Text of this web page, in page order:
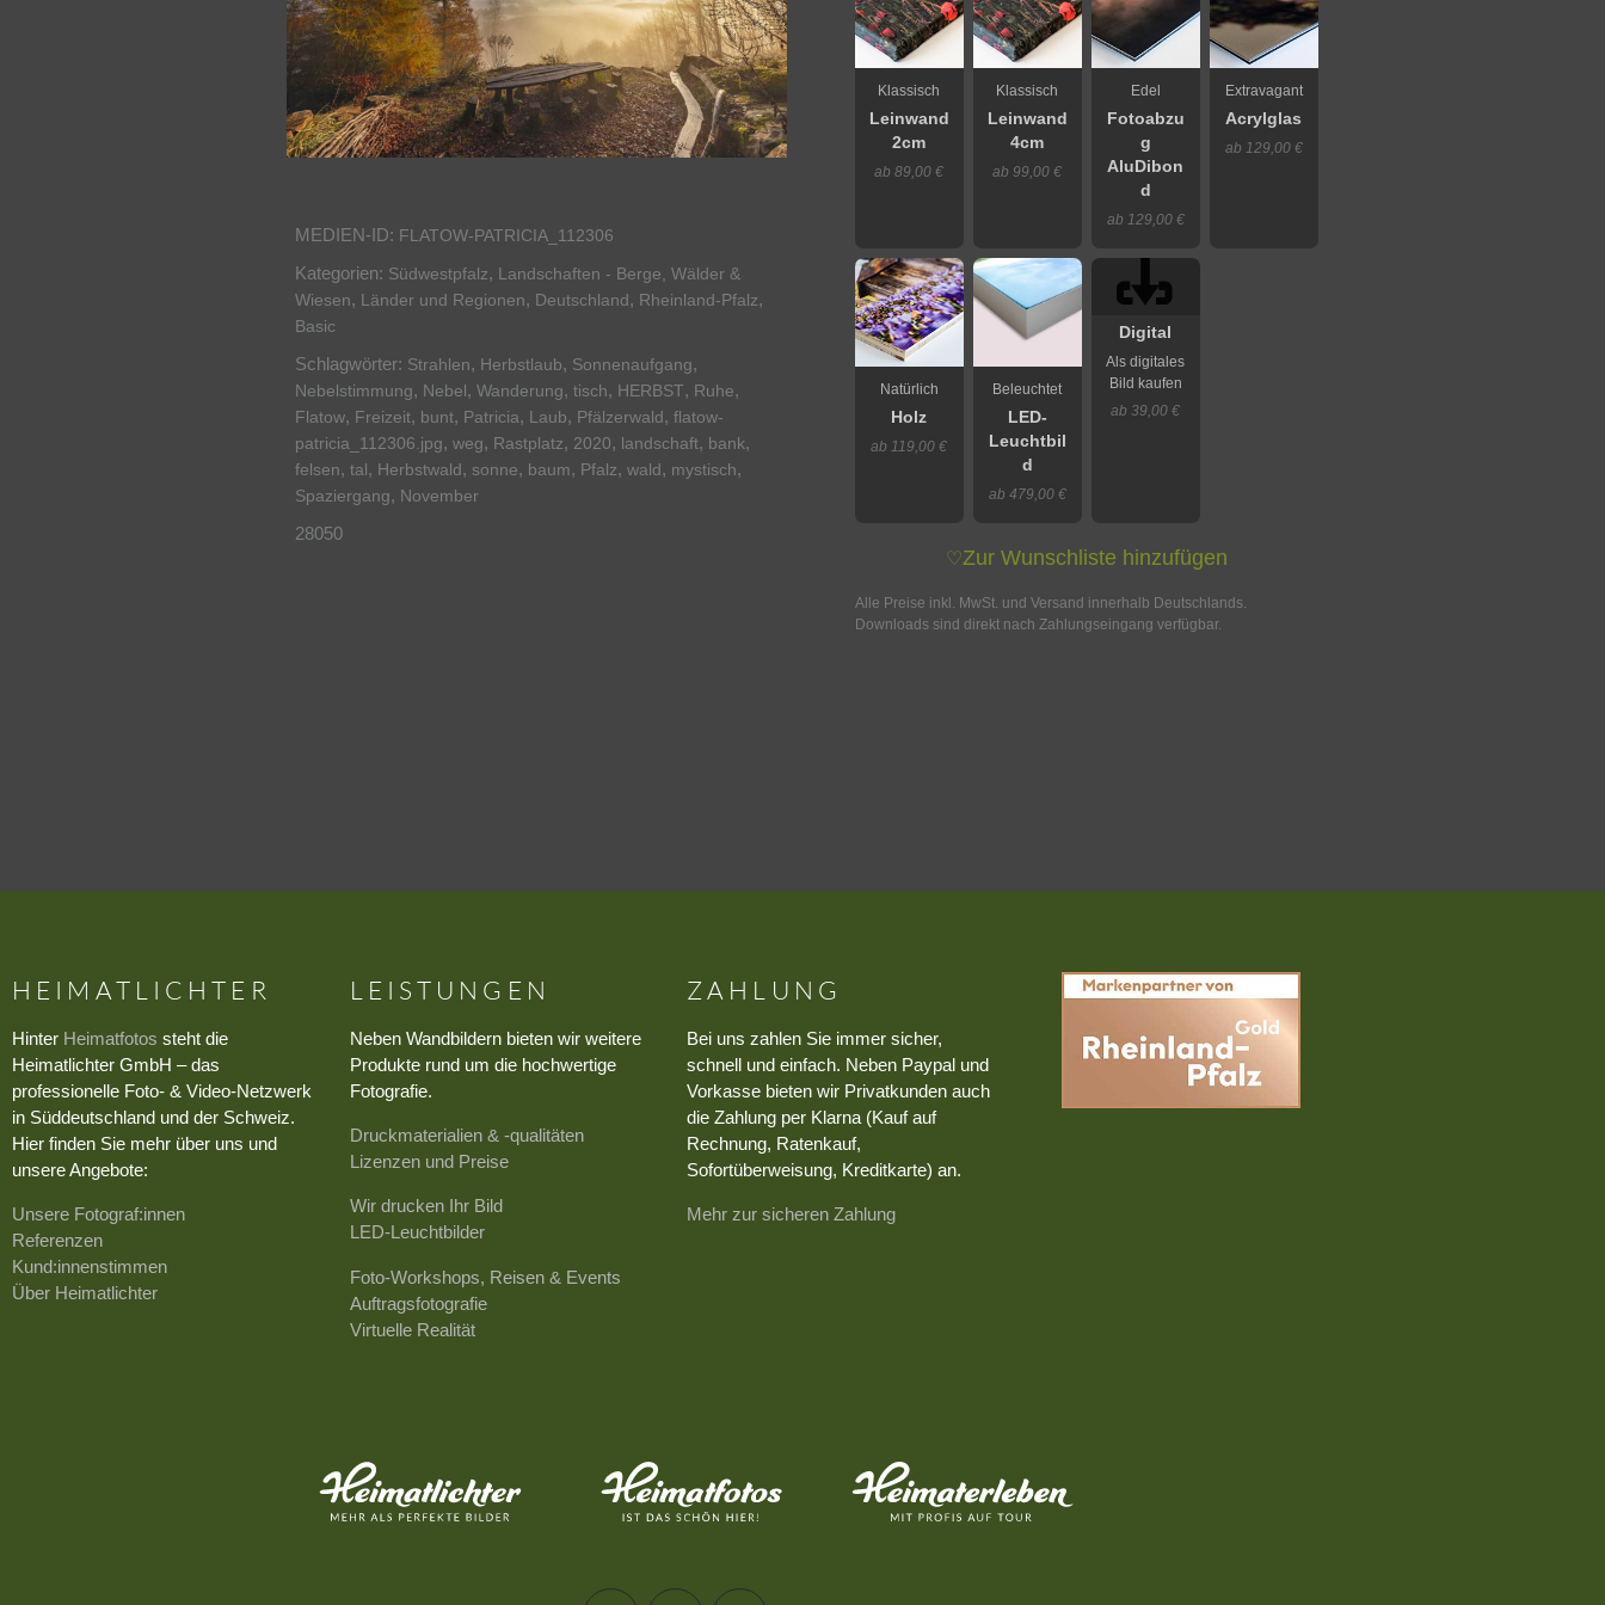
MEDIEN-ID: FLATOW-PATRICIA_112306
Kategorien: Südwestpfalz, Landschaften - Berge, Wälder &
Wiesen, Länder und Regionen, Deutschland, Rheinland-Pfalz,
Basic
Schlagwörter: Strahlen, Herbstlaub, Sonnenaufgang,
Nebelstimmung, Nebel, Wanderung, tisch, HERBST, Ruhe,
Flatow, Freizeit, bunt, Patricia, Laub, Pfälzerwald, flatow-
patricia_112306.jpg, weg, Rastplatz, 2020, landschaft, bank,
felsen, tal, Herbstwald, sonne, baum, Pfalz, wald, mystisch,
Spaziergang, November
28050
Klassisch
Leinwand
2cm
ab 89,00 €
Klassisch
Leinwand
4cm
ab 99,00 €
Edel
Fotoabzu
g
AluDibon
d
ab 129,00 €
Extravagant
Acrylglas
ab 129,00 €
Natürlich
Holz
ab 119,00 €
Beleuchtet
LED-
Leuchtbil
d
ab 479,00 €
Digital
Als digitales
Bild kaufen
ab 39,00 €
♡Zur Wunschliste hinzufügen
Alle Preise inkl. MwSt. und Versand innerhalb Deutschlands.
Downloads sind direkt nach Zahlungseingang verfügbar.
HEIMATLICHTER
Hinter Heimatfotos steht die
Heimatlichter GmbH – das
professionelle Foto- & Video-Netzwerk
in Süddeutschland und der Schweiz.
Hier finden Sie mehr über uns und
unsere Angebote:
Unsere Fotograf:innen
Referenzen
Kund:innenstimmen
Über Heimatlichter
LEISTUNGEN
Neben Wandbildern bieten wir weitere
Produkte rund um die hochwertige
Fotografie.
Druckmaterialien & -qualitäten
Lizenzen und Preise
Wir drucken Ihr Bild
LED-Leuchtbilder
Foto-Workshops, Reisen & Events
Auftragsfotografie
Virtuelle Realität
ZAHLUNG
Bei uns zahlen Sie immer sicher,
schnell und einfach. Neben Paypal und
Vorkasse bieten wir Privatkunden auch
die Zahlung per Klarna (Kauf auf
Rechnung, Ratenkauf,
Sofortüberweisung, Kreditkarte) an.
Mehr zur sicheren Zahlung